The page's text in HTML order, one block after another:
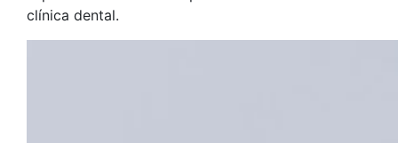
clínica dental.